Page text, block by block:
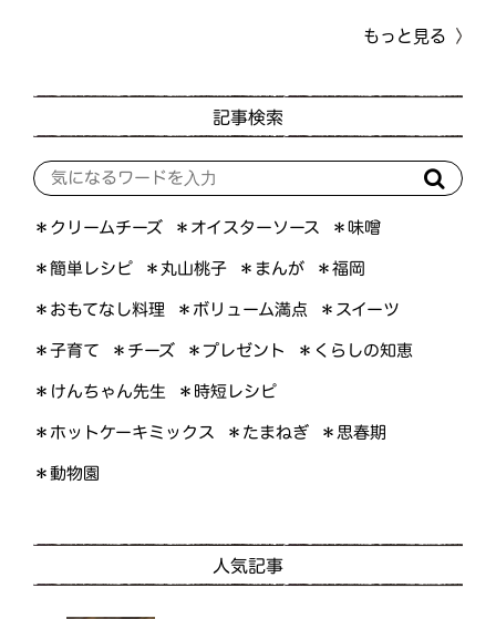
もっと見る
記事検索
＊クリームチーズ ＊オイスターソース ＊味噌
＊簡単レシピ ＊丸山桃子 ＊まんが ＊福岡
＊おもてなし料理 ＊ボリューム満点 ＊スイーツ
＊子育て ＊チーズ ＊プレゼント ＊くらしの知恵
＊けんちゃん先生 ＊時短レシピ
＊ホットケーキミックス ＊たまねぎ ＊思春期
＊動物園
人気記事